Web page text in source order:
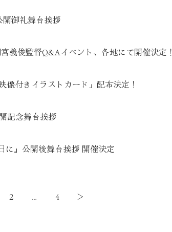
開御礼舞台挨拶
義俊監督Q&Aイベント、各地にて開催決定！
像付きイラストカード」配布決定！
記念舞台挨拶
に』公開後舞台挨拶 開催決定
2 … 4 ＞